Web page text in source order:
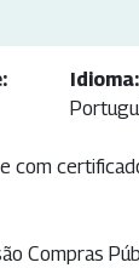
Idioma:
com
Compras